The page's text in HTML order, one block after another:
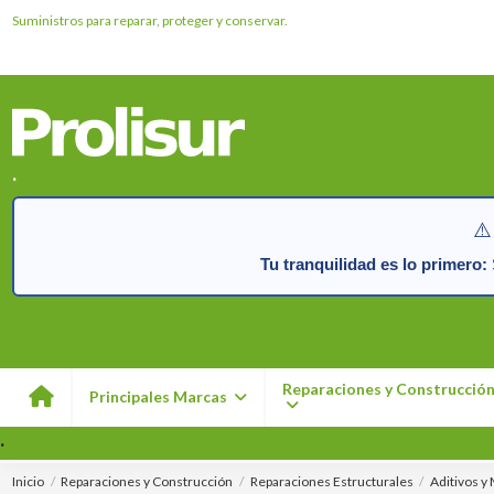
Suministros para reparar, proteger y conservar.
.
⚠️
Tu tranquilidad es lo primero:
Principales Marcas Reparaciones y
.
Inicio Reparaciones y Construcción Reparaciones Estructurales Aditivos y